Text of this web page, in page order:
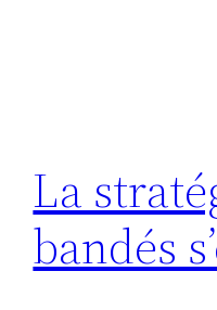
La
bandés